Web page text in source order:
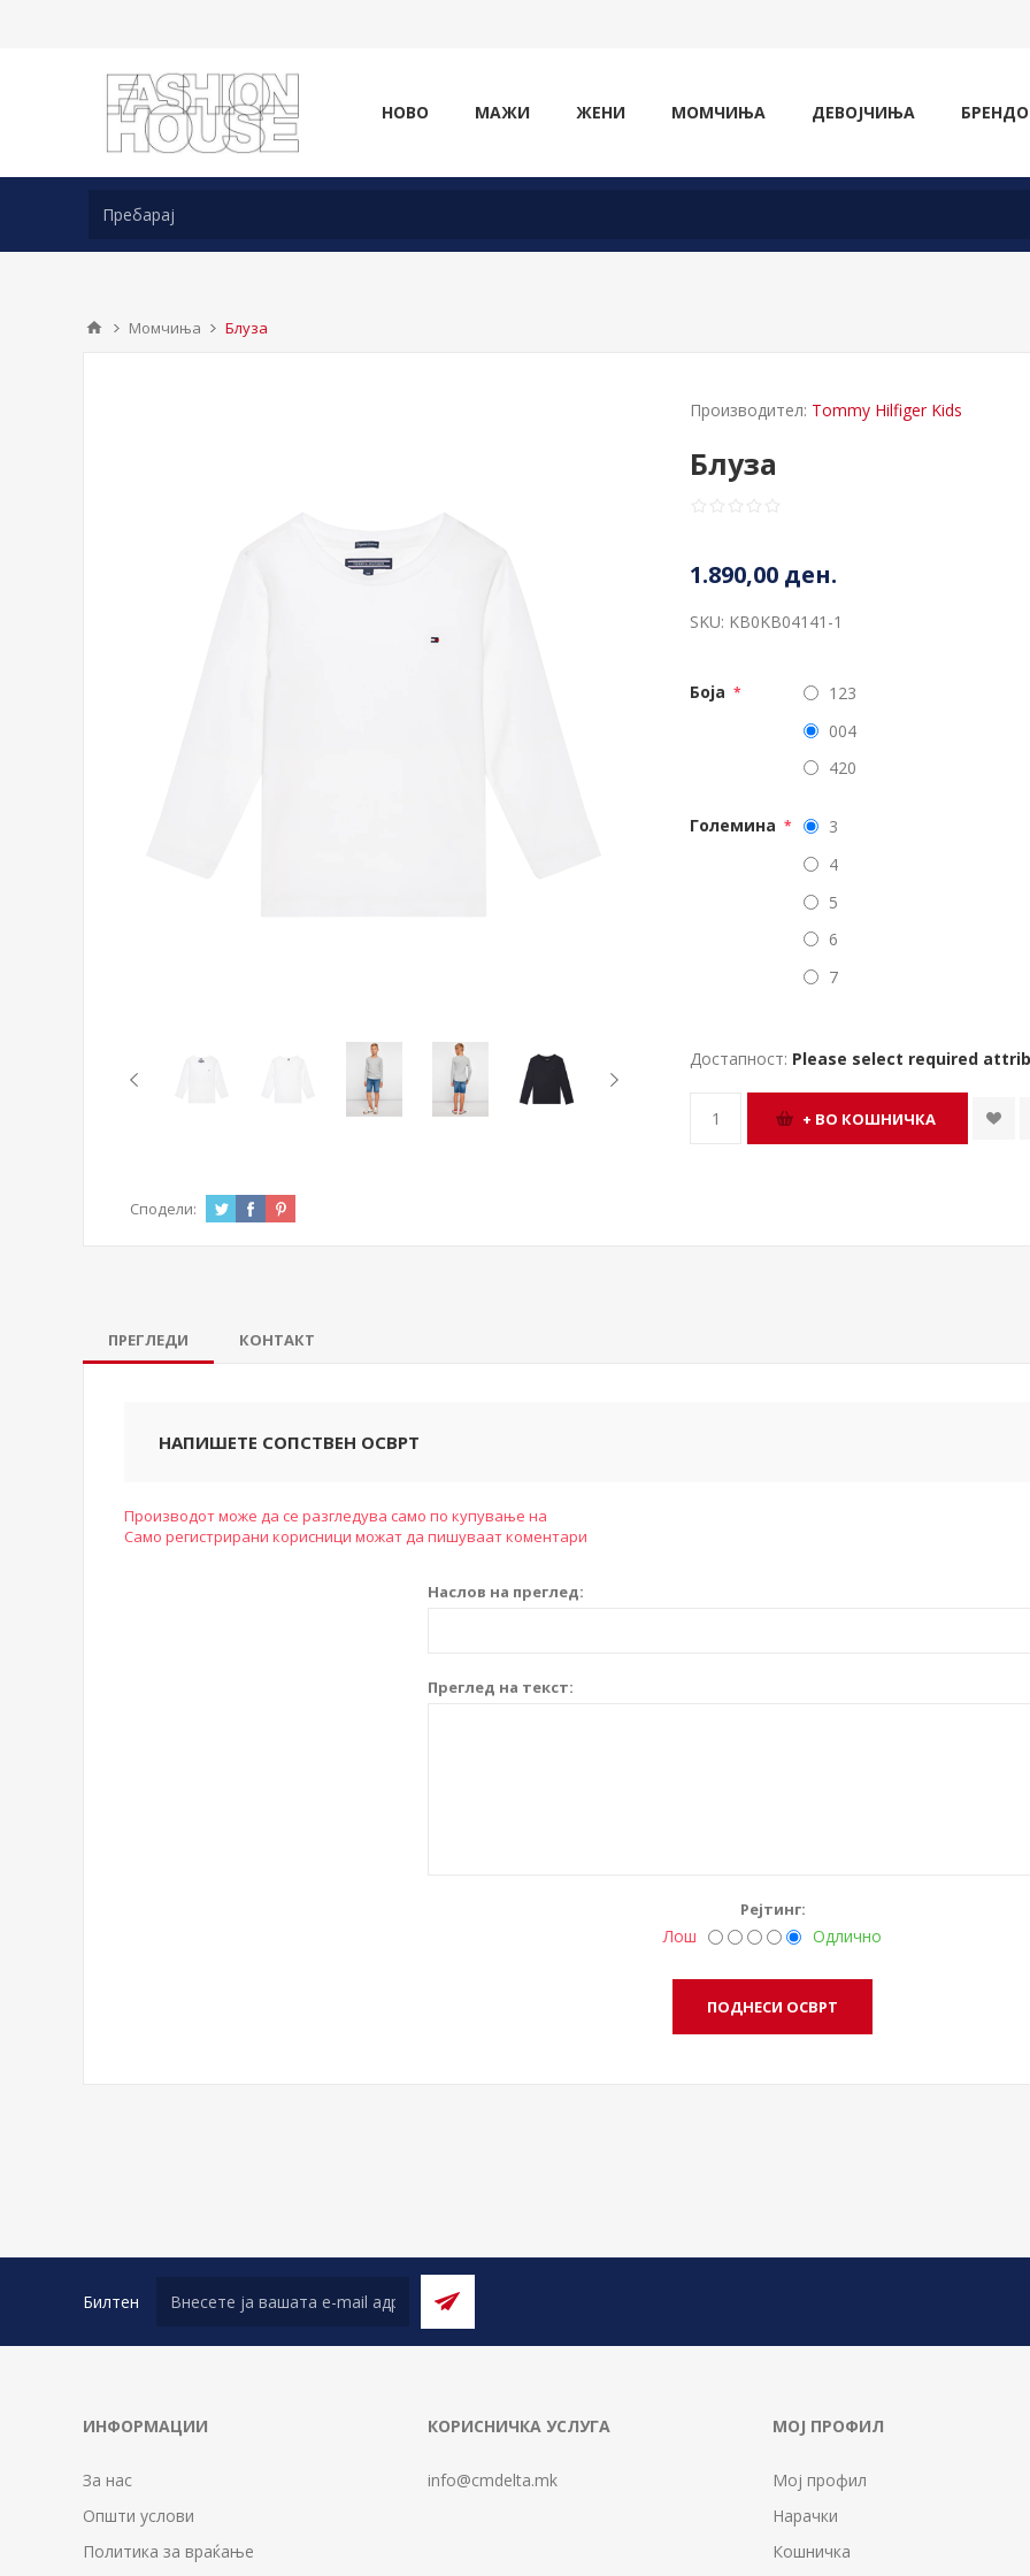
НОВО МАЖИ ЖЕНИ МОМЧИЊА ДЕВОЈЧИЊА
Момчиња Блуза
Производител: Tommy Hilfiger Kids
Блуза
1.890,00 ден.
SKU: KB0KB04141-1
Боја *
123
004
420
Големина *
3
4
5
6
7
Достапност: Please select required
Сподели:
ПРЕГЛЕДИ КОНТАКТ
НАПИШЕТЕ СОПСТВЕН ОСВРТ
Производот може да се разгледува само по купување на
Само регистрирани корисници можат да пишуваат коментари
Наслов на преглед:
Преглед на текст:
Рејтинг:
Лош Одлично
Билтен
ИНФОРМАЦИИ
За нас
Општи услови
Политика за враќање
КОРИСНИЧКА УСЛУГА
info@cmdelta.mk
МОЈ ПРОФИЛ
Мој профил
Нарачки
Кошничка